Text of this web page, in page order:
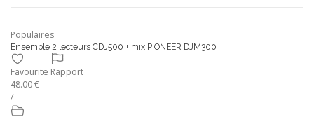
Populaires
Ensemble 2 lecteurs CDJ500 + mix PIONEER DJM300
Favourite Rapport
48.00 €
/